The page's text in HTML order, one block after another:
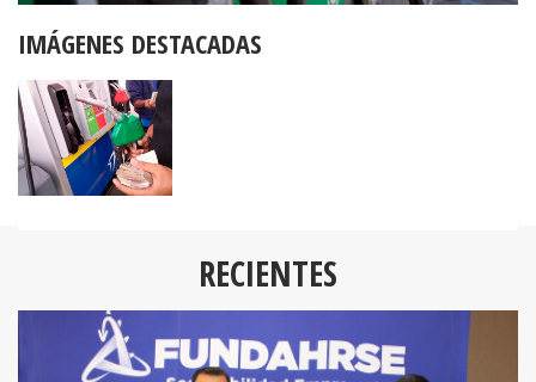
IMÁGENES DESTACADAS
RECIENTES